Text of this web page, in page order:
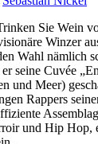
Sie Wein
Winzer
Wahl nämlich
seine Cuvée
und Meer)
Rappers
und Hip Hop,